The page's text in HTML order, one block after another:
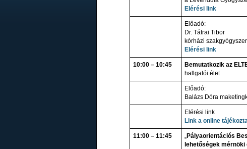
Elérési link
Előadó:
Dr. Tátrai Tibor
kórházi
Elérési link
10:00 – 10:45 Bemutatkozik az
hallgatói élet
Előadó:
Balázs Dóra
Elérési link
Link a online
11:00 – 11:45 „Pályaorientációs
lehetőségek